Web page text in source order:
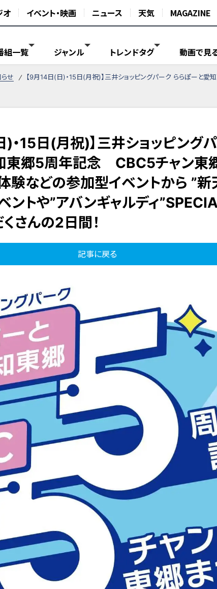
オ イベント・映画 ニュース 天気 MAGAZINE
組一覧 ジャンル トレンドタグ 動画で見
せ 【9月14日(日)・15日(月祝)】三井ショッピングパーク ららぽーと愛知東郷5周年記念 CBC5チャン東郷
)・15日(月祝)】三井ショッピング
東郷5周年記念 CBC5チャン東
験などの参加型イベントから ”新
ントや”アバンギャルディ
さんの2日間！
記事に戻る